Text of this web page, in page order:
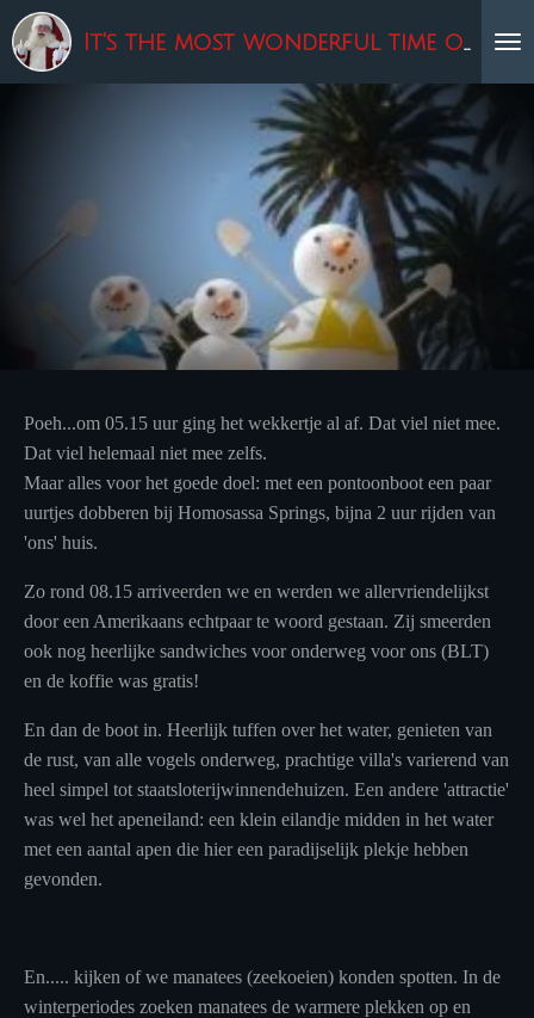
Ga
direct
naar
It's the most wonderful time of the year!
Poeh...om 05.15 uur ging het wekkertje al af. Dat viel niet mee.
Dat viel helemaal niet mee zelfs.
Maar alles voor het goede doel: met een pontoonboot een paar
uurtjes dobberen bij Homosassa Springs, bijna 2 uur rijden van
'ons' huis.
Zo rond 08.15 arriveerden we en werden we allervriendelijkst
door een Amerikaans echtpaar te woord gestaan. Zij smeerden
ook nog heerlijke sandwiches voor onderweg voor ons (BLT)
en de koffie was gratis!
En dan de boot in. Heerlijk tuffen over het water, genieten van
de rust, van alle vogels onderweg, prachtige villa's varierend van
heel simpel tot staatsloterijwinnendehuizen. Een andere 'attractie'
was wel het apeneiland: een klein eilandje midden in het water
met een aantal apen die hier een paradijselijk plekje hebben
gevonden.
En..... kijken of we manatees (zeekoeien) konden spotten. In de
winterperiodes zoeken manatees de warmere plekken op en